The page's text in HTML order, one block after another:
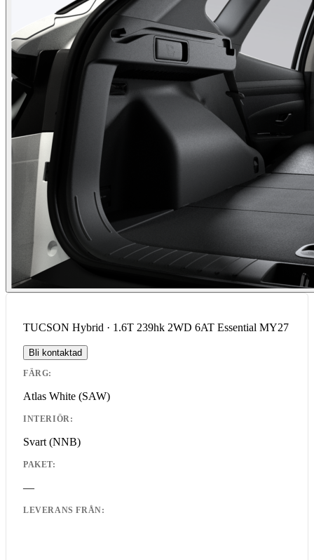
TUCSON Hybrid · 1.6T 239hk 2WD 6AT Essential MY27
Bli kontaktad
FÄRG:
Atlas White (SAW)
INTERIÖR:
Svart (NNB)
PAKET:
—
LEVERANS FRÅN: